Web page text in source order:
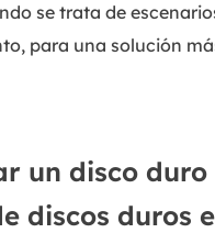
se trata de
para una solución
un disco
discos duros